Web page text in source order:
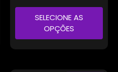
SELECIONE AS
OPÇÕES